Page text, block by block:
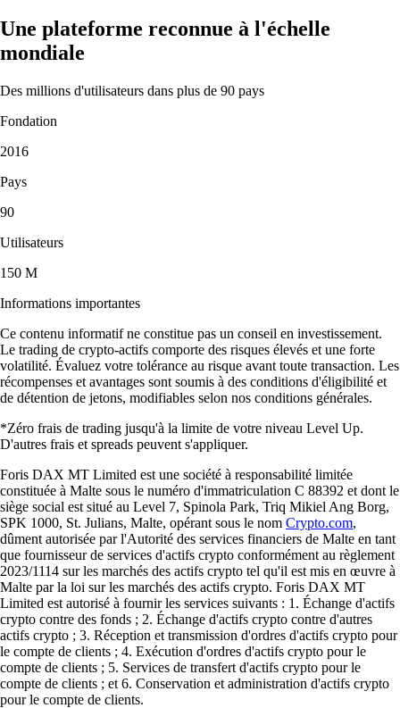
Une plateforme reconnue à l'échelle
mondiale
Des millions d'utilisateurs dans plus de 90 pays
Fondation
2016
Pays
90
Utilisateurs
150 M
Informations importantes
Ce contenu informatif ne constitue pas un conseil en investissement.
Le trading de crypto-actifs comporte des risques élevés et une forte
volatilité. Évaluez votre tolérance au risque avant toute transaction. Les
récompenses et avantages sont soumis à des conditions d'éligibilité et
de détention de jetons, modifiables selon nos conditions générales.
*Zéro frais de trading jusqu'à la limite de votre niveau Level Up.
D'autres frais et spreads peuvent s'appliquer.
Foris DAX MT Limited est une société à responsabilité limitée
constituée à Malte sous le numéro d'immatriculation C 88392 et dont le
siège social est situé au Level 7, Spinola Park, Triq Mikiel Ang Borg,
SPK 1000, St. Julians, Malte, opérant sous le nom Crypto.com,
dûment autorisée par l'Autorité des services financiers de Malte en tant
que fournisseur de services d'actifs crypto conformément au règlement
2023/1114 sur les marchés des actifs crypto tel qu'il est mis en œuvre à
Malte par la loi sur les marchés des actifs crypto. Foris DAX MT
Limited est autorisé à fournir les services suivants : 1. Échange d'actifs
crypto contre des fonds ; 2. Échange d'actifs crypto contre d'autres
actifs crypto ; 3. Réception et transmission d'ordres d'actifs crypto pour
le compte de clients ; 4. Exécution d'ordres d'actifs crypto pour le
compte de clients ; 5. Services de transfert d'actifs crypto pour le
compte de clients ; et 6. Conservation et administration d'actifs crypto
pour le compte de clients.